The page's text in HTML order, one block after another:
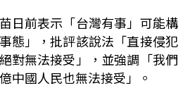
日前表示「台灣有事」可能構
態」，批評該說法「直接侵犯
對無法接受」，並強調「我們
中國人民也無法接受」。